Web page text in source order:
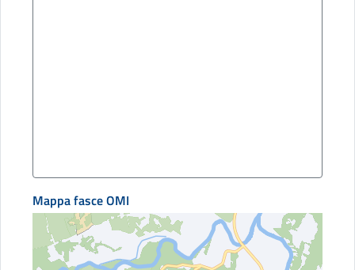
Mappa fasce OMI